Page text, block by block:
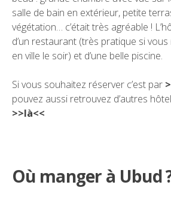
salle de bain en extérieur, petite
végétation… c’était très agréable !
d’un restaurant (très pratique si
en ville le soir) et d’une belle piscine.
Si vous souhaitez réserver c’est par
pouvez aussi retrouvez d’autres
>>là<<
Où manger à Ubud